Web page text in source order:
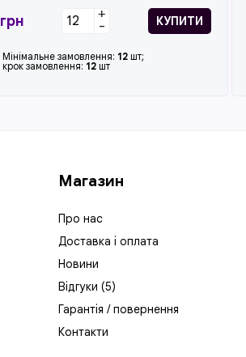
грн +
- КУПИТИ
Мінімальне замовлення: 12 шт;
крок замовлення: 12 шт
Магазин
Про нас
Доставка і оплата
Новини
Відгуки (5)
Гарантія / повернення
Контакти